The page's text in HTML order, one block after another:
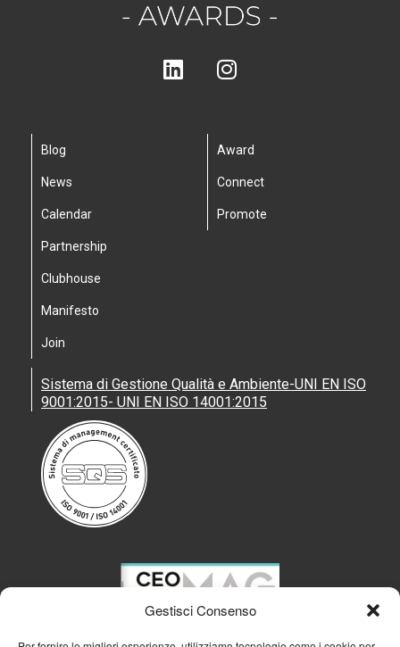
Gestisci Consenso
Blog
News
Calendar
Partnership
Clubhouse
Manifesto
Join
Award
Connect
Promote
Sistema di Gestione Qualità e Ambiente-UNI EN ISO
9001:2015- UNI EN ISO 14001:2015